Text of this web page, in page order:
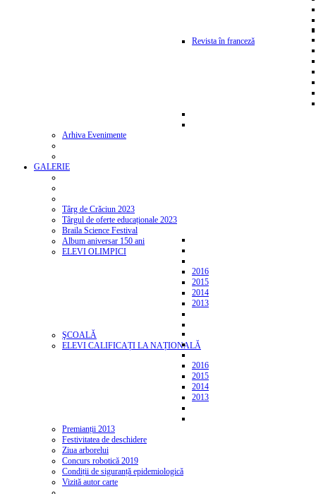
Revista în franceză
Arhiva Evenimente
GALERIE
Târg de Crăciun 2023
Târgul de oferte educaționale 2023
Braila Science Festival
Album aniversar 150 ani
ELEVI OLIMPICI
2016
2015
2014
2013
ŞCOALĂ
ELEVI CALIFICAȚI LA NAȚIONALĂ
2016
2015
2014
2013
Premianții 2013
Festivitatea de deschidere
Ziua arborelui
Concurs robotică 2019
Condiții de siguranță epidemiologică
Vizită autor carte